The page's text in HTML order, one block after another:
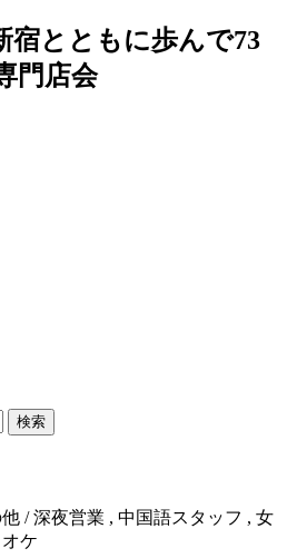
宿とともに歩んで73
門店会
/ 深夜営業 , 中国語スタッフ , 女
ケ